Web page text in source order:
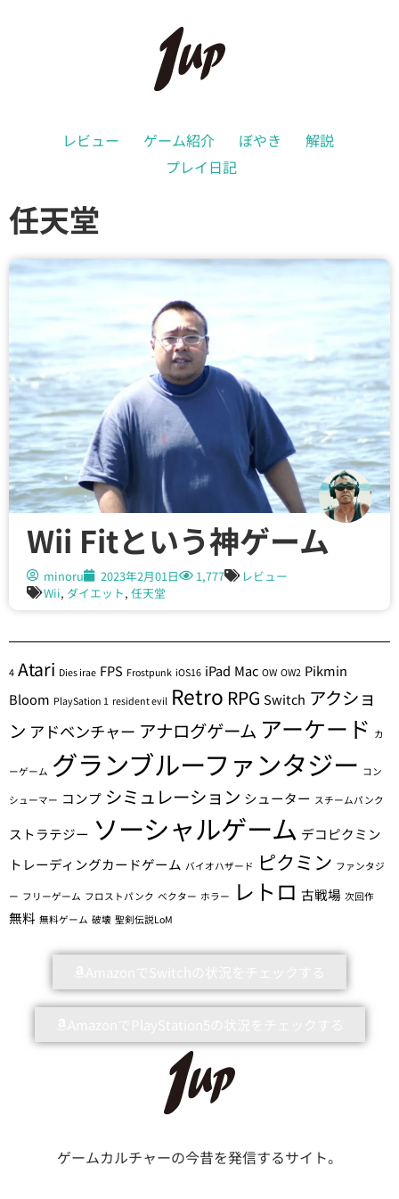
レビュー ゲーム紹介 ぼやき
解説
プレイ日記
任天堂
Wii Fitという神ゲーム
minoru 2023年2月01日 1,777
レビュー
Wii, ダイエット, 任天堂
4 Atari Dies irae FPS Frostpunk iOS16 iPad Mac OW OW2 Pikmin
Bloom PlaySation 1 resident evil Retro RPG Switch アクショ
ン アドベンチャー アナログゲーム アーケード カ
ーゲーム グランブルーファンタジー コン
シューマー コンプ シミュレーション シューター スチームパンク
ストラテジー ソーシャルゲーム デコピクミン
トレーディングカードゲーム バイオハザード ピクミン ファンタジ
ー フリーゲーム フロストパンク ベクター ホラー レトロ 古戦場 次回作
無料 無料ゲーム 破壊 聖剣伝説LoM
ゲームカルチャーの今昔を発信するサイト。